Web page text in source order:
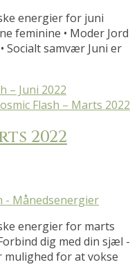
energier for juni
feminine • Moder Jord
Socialt samvær Juni er
– Juni 2022
2022
- Månedsenergier
energier for marts
dig med din sjæl -
for at vokse